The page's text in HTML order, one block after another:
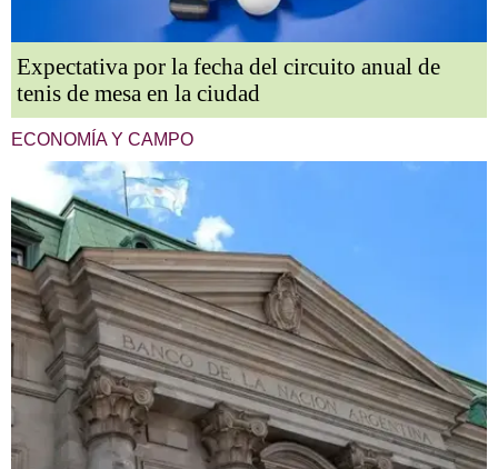
Expectativa por la fecha del circuito anual de
tenis de mesa en la ciudad
ECONOMÍA Y CAMPO